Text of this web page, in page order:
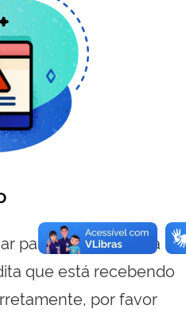
para visualizar essa
que está recebendo
por favor